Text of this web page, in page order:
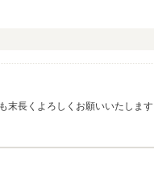
末長くよろしくお願いいたします